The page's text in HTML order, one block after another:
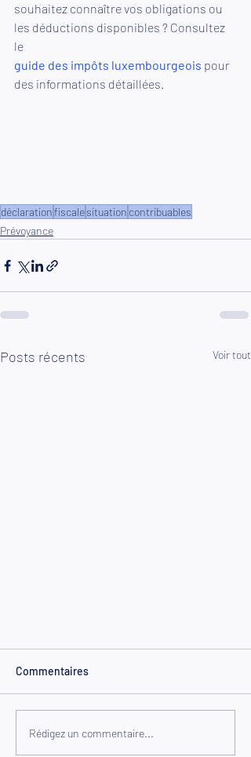
souhaitez connaître vos obligations ou
les déductions disponibles ? Consultez
le
guide des impôts luxembourgeois pour
des informations détaillées.
déclarationfiscalesituation contribuables
Prévoyance
Posts récents Voir tout
Commentaires
Rédigez un commentaire...